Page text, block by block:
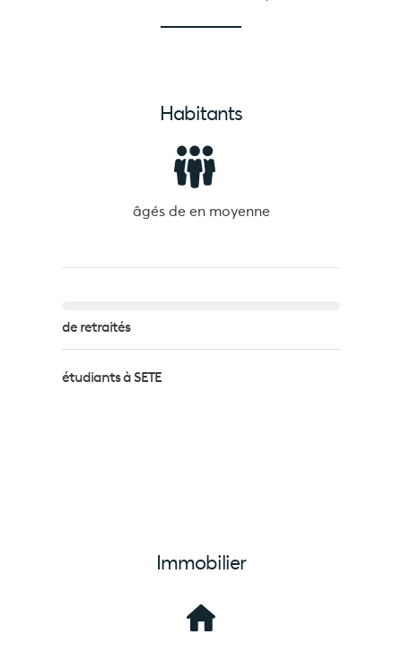
Habitants
âgés de en moyenne
de retraités
étudiants à SETE
Immobilier